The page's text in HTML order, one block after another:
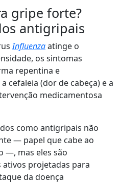
gripe forte?
antigripais
Influenzaatinge o
os sintomas
repentina e
cefaleia (dor de cabeça) e a
medicamentosa
como antigripais não
— papel que cabe ao
—, mas eles são
projetadas para
da doença